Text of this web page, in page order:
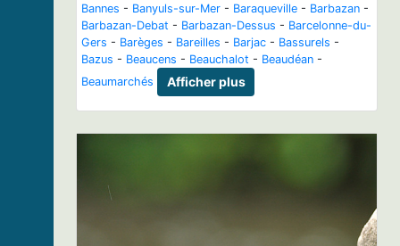
Bannes - Banyuls-sur-Mer - Baraqueville - Barbazan -
Barbazan-Debat - Barbazan-Dessus - Barcelonne-du-
Gers - Barèges - Bareilles - Barjac - Bassurels -
Bazus - Beaucens - Beauchalot - Beaudéan -
Beaumarchés
Afficher plus